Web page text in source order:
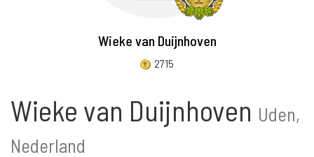
Wieke van Duijnhoven
2715
Wieke van Duijnhoven Uden,
Nederland